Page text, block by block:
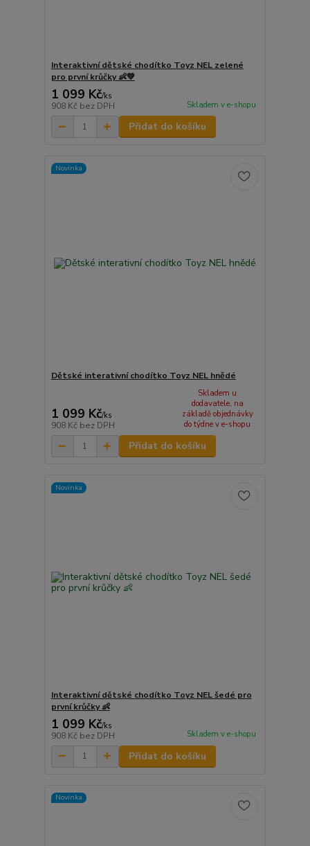
Interaktivní dětské chodítko Toyz NEL zelené
pro první krůčky 👶💚
1 099 Kč/ks
908 Kč bez DPH Skladem v e-shopu
Přidat do košíku
Novinka
Dětské interativní chodítko Toyz NEL hnědé
1 099 Kč/ks
908 Kč bez DPH
Skladem u
dodavatele, na
základě objednávky
do týdne v e-shopu
Přidat do košíku
Novinka
Interaktivní dětské chodítko Toyz NEL šedé pro
první krůčky 👶
1 099 Kč/ks
908 Kč bez DPH Skladem v e-shopu
Přidat do košíku
Novinka